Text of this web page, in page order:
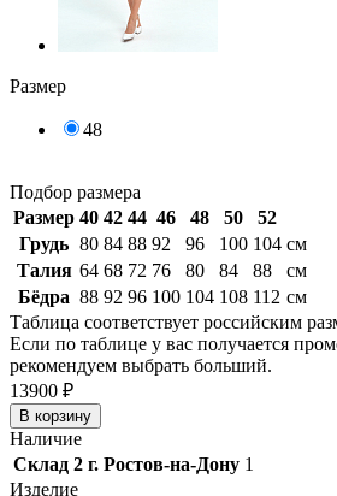
Размер
48
Подбор размера
Размер 40 42 44 46 48 50
52
Грудь 80 84 88 92 96 100 104 см
Талия 64 68 72 76 80 84 88
см
Бёдра 88 92 96 100 104 108 112 см
Таблица соответствует российским
Если по таблице у вас получается
рекомендуем выбрать больший.
13900 ₽
Наличие
Склад 2 г. Ростов-на-Дону 1
Изделие